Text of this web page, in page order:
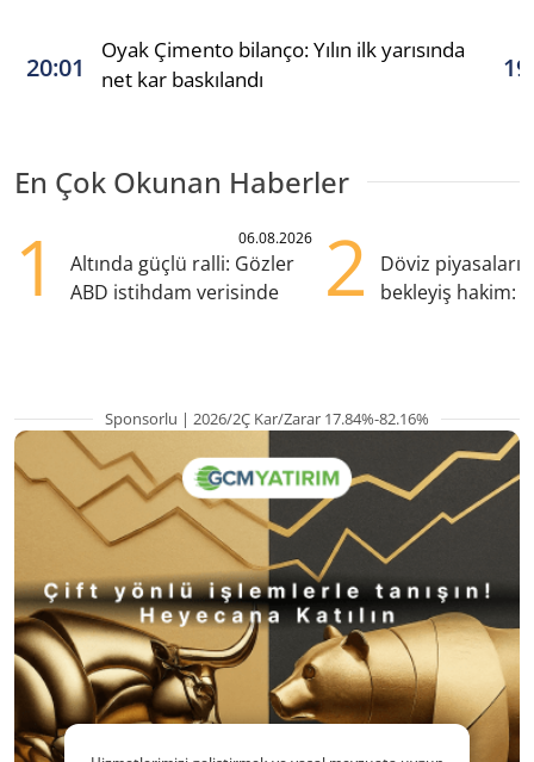
20:01
Oyak Çimento bilanço: Yılın ilk yarısında
net kar baskılandı
En Çok Okunan Haberler
1 06.08.2026
Altında güçlü ralli: Gözler
ABD istihdam verisinde
2
Döviz
bekleyiş hakim:
Sponsorlu | 2026/2Ç Kar/Zarar 17.84%-82.16%